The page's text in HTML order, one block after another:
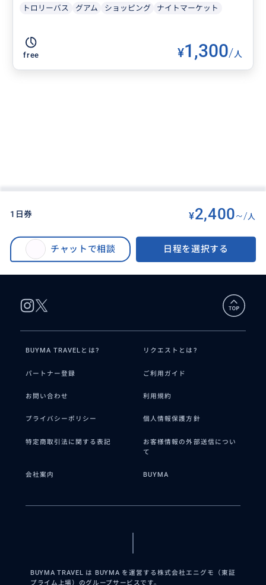
トロリーバス グアム ショッピング ナイトマーケット
free ¥1,300/人
1日券 ¥2,400~/ 人
チャットで相談 日程を選択する
BUYMA TRAVEL> グアム島オプショナルツアー>
赤いシャトルバス タモンシャトル 乗り放題チケット [マイクロネシアモール/
グアムプレミアムアウトレット] <eチケット利用>
BUYMA TRAVELとは? リクエストとは?
パートナー登録 ご利用ガイド
お問い合わせ 利用規約
プライバシーポリシー 個人情報保護方針
特定商取引法に関する表記
お客様情報の外部送信につい
て
会社案内 BUYMA
BUYMA TRAVEL は BUYMA を運営する株式会社エニグモ（東証
プライム上場）のグループサービスです。